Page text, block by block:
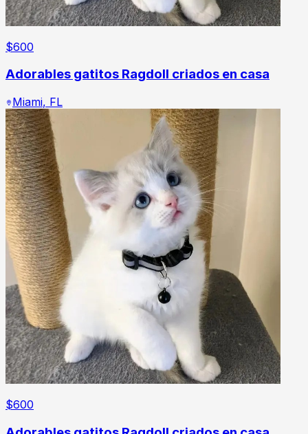
$600
Adorables gatitos Ragdoll criados en casa
Miami, FL
$600